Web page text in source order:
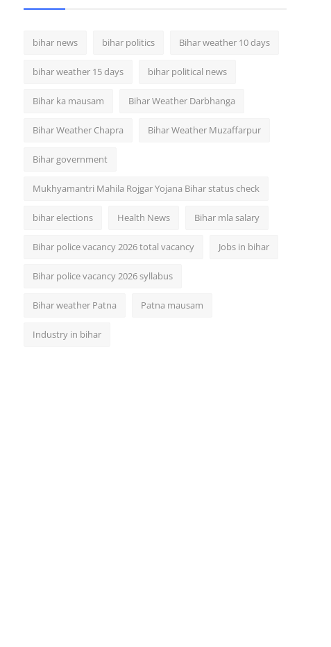
bihar news bihar politics Bihar weather 10 days
bihar weather 15 days bihar political news
Bihar ka mausam Bihar Weather Darbhanga
Bihar Weather Chapra Bihar Weather Muzaffarpur
Bihar government
Mukhyamantri Mahila Rojgar Yojana Bihar status check
bihar elections Health News Bihar mla salary
Bihar police vacancy 2026 total vacancy Jobs in bihar
Bihar police vacancy 2026 syllabus
Bihar weather Patna Patna mausam
Industry in bihar